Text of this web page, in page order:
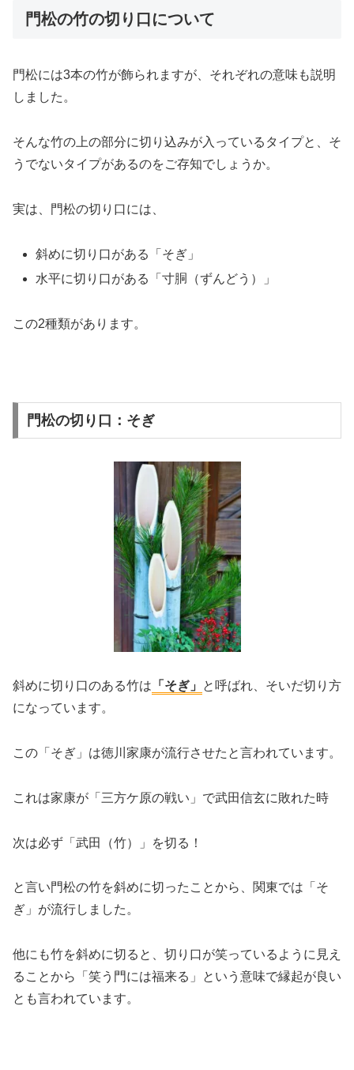
門松の竹の切り口について
門松には3本の竹が飾られますが、それぞれの意味も説明
しました。
そんな竹の上の部分に切り込みが入っているタイプと、そ
うでないタイプがあるのをご存知でしょうか。
実は、門松の切り口には、
斜めに切り口がある「そぎ」
水平に切り口がある「寸胴（ずんどう）」
この2種類があります。
門松の切り口：そぎ
斜めに切り口のある竹は 「そぎ」
と呼ばれ、そいだ切り方
になっています。
この「そぎ」は徳川家康が流行させたと言われています。
これは家康が「三方ケ原の戦い」で武田信玄に敗れた時
次は必ず「武田（竹）」を切る！
と言い門松の竹を斜めに切ったことから、関東では「そ
ぎ」が流行しました。
他にも竹を斜めに切ると、切り口が笑っているように見え
ることから「笑う門には福来る」という意味で縁起が良い
とも言われています。